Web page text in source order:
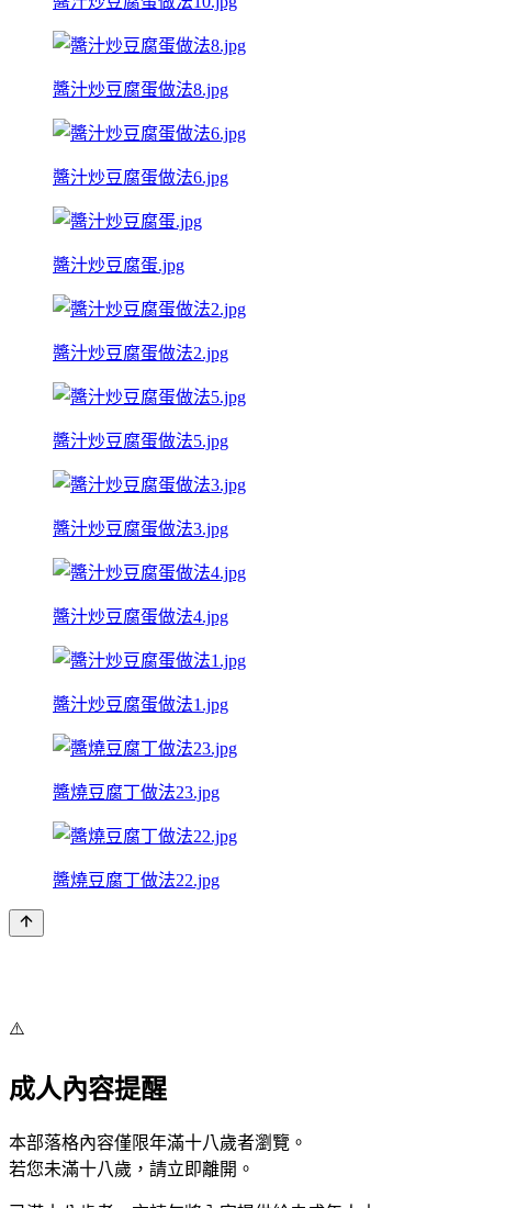
醬汁炒豆腐蛋做法8.jpg
醬汁炒豆腐蛋做法6.jpg
醬汁炒豆腐蛋.jpg
醬汁炒豆腐蛋做法2.jpg
醬汁炒豆腐蛋做法5.jpg
醬汁炒豆腐蛋做法3.jpg
醬汁炒豆腐蛋做法4.jpg
醬汁炒豆腐蛋做法1.jpg
醬燒豆腐丁做法23.jpg
醬燒豆腐丁做法22.jpg
⚠️
成人內容提醒
本部落格內容僅限年滿十八歲者瀏覽。
若您未滿十八歲，請立即離開。